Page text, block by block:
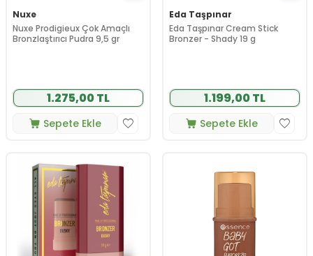
Nuxe
Nuxe Prodigieux Çok Amaçlı
Bronzlaştırıcı Pudra 9,5 gr
1.275,00 TL
Sepete Ekle
Eda Taşpınar
Eda Taşpınar Cream Stick
Bronzer - Shady 19 g
1.199,00 TL
Sepete Ekle